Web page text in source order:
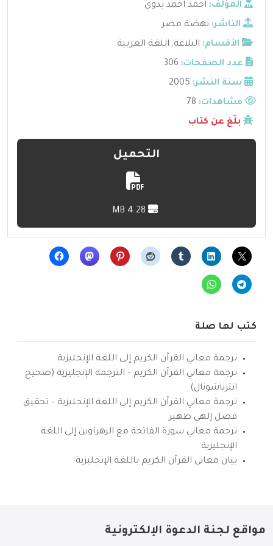
المؤلف: احمد احمد بدوي
الناشر: نهضة مصر
الأقسام: البلاغة, اللغة العربية
عدد الصفحات: 306
سنة النشر: 2005
مشاهدات:
بلّغ عن كتاب
التحميل
كتب لها صلة
ترجمة معاني القرآن الكريم إلى اللغة الإنجليزية
ترجمة معاني القرآن الكريم – الترجمة الإنجليزية (صحيح
انترناشونال)
ترجمة معاني القرآن الكريم إلى اللغة الإنجليزية – تحقيق
فضل إلهي ظهير
ترجمة معاني سورة الفاتحة مع الزهراوين إلى اللغة
الإنجليزية
بيان معاني القرآن الكريم باللغة الإنجليزية
مواقع لجنة الدعوة الإلكترونية